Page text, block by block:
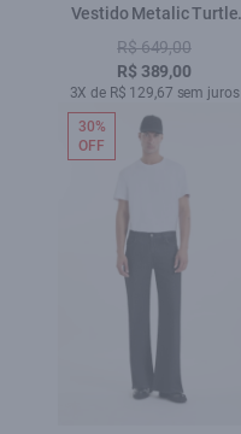
Vestido Metalic Turtle
Neck Midi Preto
R$ 649,00
R$ 389,00
3X de R$ 129,67 sem juros
30%
OFF